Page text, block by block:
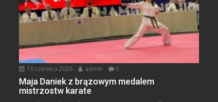
16 czerwca 2026 admin 0
Maja Daniek z brązowym medalem
mistrzostw karate